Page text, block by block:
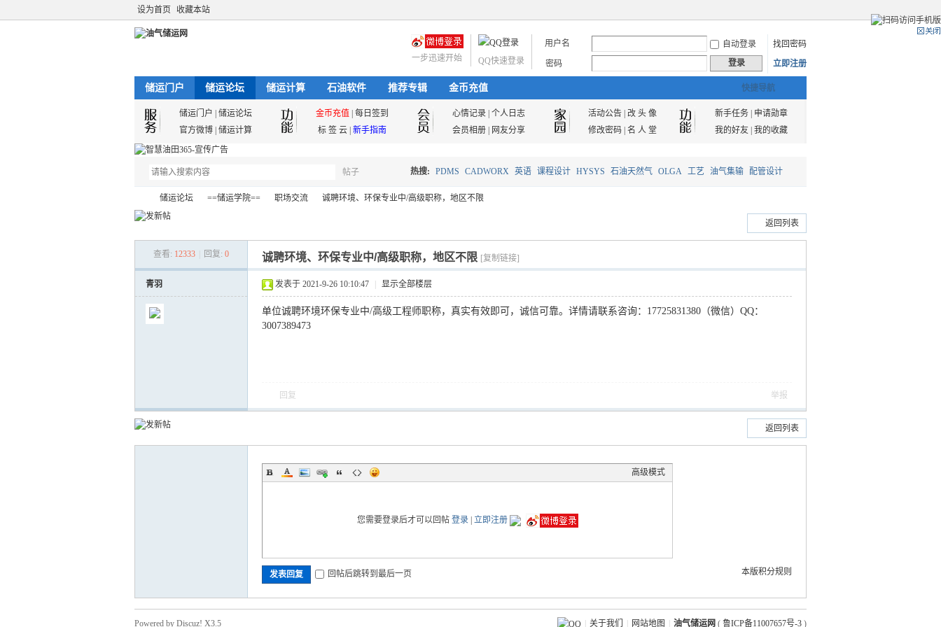
设为首页 收藏本站
用户名 自动登录
找回密码
密码
登录 立即注册
QQ快速登录
一步迅速开始
快捷导航
储运门户 储运论坛 储运计算 石油软件 推荐专辑 金币充值
储运门户 储运论坛 金币充值 每日签到 心情记录 个人日志 活动公告| 改 头 像 新手任务|
申请勋章
官方微博 储运计算 标 签 云 新手指南 会员相册 网友分享 修改密码| 名 人 堂 我的好友| 我的收藏
帖子
搜
索
热搜: PDMS CADWORX 英语 课程设计 HYSYS 石油天然气 OLGA 工艺 油气集输 配管设计
油气储运
储运论坛
›
==储运学院==
›
职场交流
›
诚聘环境、环保专业中/高级职称，地区不限
返回列表
查看: 12333 回复: 0 诚聘环境、环保专业中/高级职称，地区不限 [复制链接]
青羽 发表于 2021-9-26 10:10:47 显示全部楼层
单位诚聘环境环保专业中/高级工程师职称，真实有效即可，诚信可靠。 详情请联系咨询： 17725831380（微信）QQ：
3007389473
回复 举报
返回列表
高级模式
您需要登录后才可以回帖 登录| 立即注册
本版积分规则
发表回复 回帖后跳转到最后一页
关于我们 网站地图 油气储运网 ( 鲁ICP备11007657号-3 )
Powered by Discuz! X3.5